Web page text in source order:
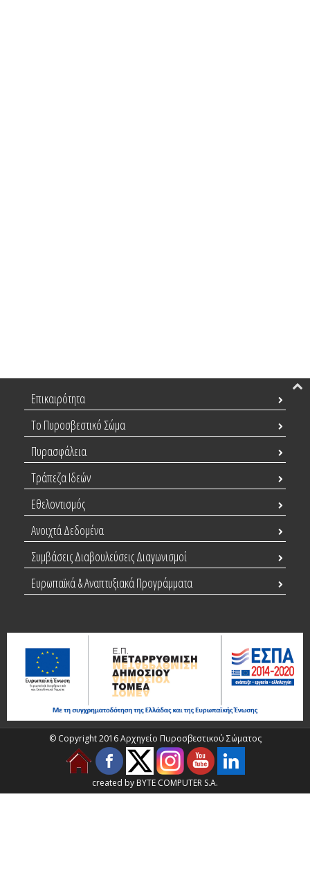
Επικαιρότητα
Το Πυροσβεστικό Σώμα
Πυρασφάλεια
Τράπεζα Ιδεών
Εθελοντισμός
Ανοιχτά Δεδομένα
Συμβάσεις Διαβουλεύσεις Διαγωνισμοί
Ευρωπαϊκά & Αναπτυξιακά Προγράμματα
© Copyright 2016 Αρχηγείο Πυροσβεστικού Σώματος
created by BYTE COMPUTER S.A.